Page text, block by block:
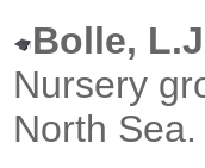
Bolle,
Nursery
North Sea.